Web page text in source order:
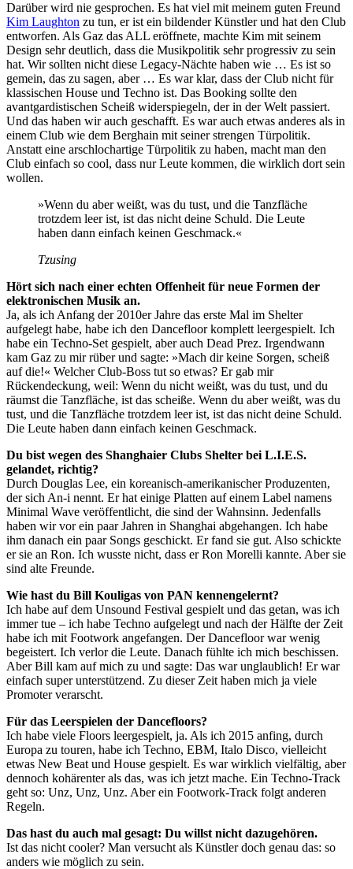
Darüber wird nie gesprochen. Es hat viel mit meinem guten Freund
Kim Laughton zu tun, er ist ein bildender Künstler und hat den Club
entworfen. Als Gaz das ALL eröffnete, machte Kim mit seinem
Design sehr deutlich, dass die Musikpolitik sehr progressiv zu sein
hat. Wir sollten nicht diese Legacy-Nächte haben wie … Es ist so
gemein, das zu sagen, aber … Es war klar, dass der Club nicht für
klassischen House und Techno ist. Das Booking sollte den
avantgardistischen Scheiß widerspiegeln, der in der Welt passiert.
Und das haben wir auch geschafft. Es war auch etwas anderes als in
einem Club wie dem Berghain mit seiner strengen Türpolitik.
Anstatt eine arschlochartige Türpolitik zu haben, macht man den
Club einfach so cool, dass nur Leute kommen, die wirklich dort sein
wollen.
»Wenn du aber weißt, was du tust, und die Tanzfläche
trotzdem leer ist, ist das nicht deine Schuld. Die Leute
haben dann einfach keinen Geschmack.«
Tzusing
Hört sich nach einer echten Offenheit für neue Formen der
elektronischen Musik an.
Ja, als ich Anfang der 2010er Jahre das erste Mal im Shelter
aufgelegt habe, habe ich den Dancefloor komplett leergespielt. Ich
habe ein Techno-Set gespielt, aber auch Dead Prez. Irgendwann
kam Gaz zu mir rüber und sagte: »Mach dir keine Sorgen, scheiß
auf die!« Welcher Club-Boss tut so etwas? Er gab mir
Rückendeckung, weil: Wenn du nicht weißt, was du tust, und du
räumst die Tanzfläche, ist das scheiße. Wenn du aber weißt, was du
tust, und die Tanzfläche trotzdem leer ist, ist das nicht deine Schuld.
Die Leute haben dann einfach keinen Geschmack.
Du bist wegen des Shanghaier Clubs Shelter bei L.I.E.S.
gelandet, richtig?
Durch Douglas Lee, ein koreanisch-amerikanischer Produzenten,
der sich An-i nennt. Er hat einige Platten auf einem Label namens
Minimal Wave veröffentlicht, die sind der Wahnsinn. Jedenfalls
haben wir vor ein paar Jahren in Shanghai abgehangen. Ich habe
ihm danach ein paar Songs geschickt. Er fand sie gut. Also schickte
er sie an Ron. Ich wusste nicht, dass er Ron Morelli kannte. Aber sie
sind alte Freunde.
Wie hast du Bill Kouligas von PAN kennengelernt?
Ich habe auf dem Unsound Festival gespielt und das getan, was ich
immer tue – ich habe Techno aufgelegt und nach der Hälfte der Zeit
habe ich mit Footwork angefangen. Der Dancefloor war wenig
begeistert. Ich verlor die Leute. Danach fühlte ich mich beschissen.
Aber Bill kam auf mich zu und sagte: Das war unglaublich! Er war
einfach super unterstützend. Zu dieser Zeit haben mich ja viele
Promoter verarscht.
Für das Leerspielen der Dancefloors?
Ich habe viele Floors leergespielt, ja. Als ich 2015 anfing, durch
Europa zu touren, habe ich Techno, EBM, Italo Disco, vielleicht
etwas New Beat und House gespielt. Es war wirklich vielfältig, aber
dennoch kohärenter als das, was ich jetzt mache. Ein Techno-Track
geht so: Unz, Unz, Unz. Aber ein Footwork-Track folgt anderen
Regeln.
Das hast du auch mal gesagt: Du willst nicht dazugehören.
Ist das nicht cooler? Man versucht als Künstler doch genau das: so
anders wie möglich zu sein.